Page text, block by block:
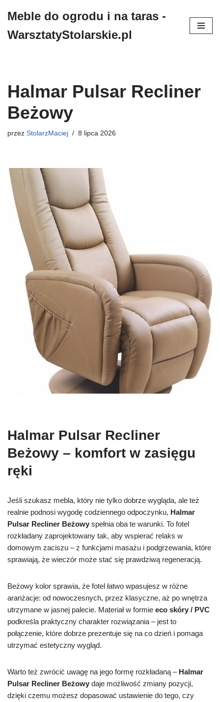
do
Meble do ogrodu i na taras -
WarsztatyStolarskie.pl
Halmar Pulsar Recliner
Beżowy
przez StolarzMaciej 8 lipca 2026
Halmar Pulsar Recliner
Beżowy – komfort w zasięgu
ręki
Jeśli szukasz mebla, który nie tylko dobrze wygląda, ale też
realnie podnosi wygodę codziennego odpoczynku, Halmar
Pulsar Recliner Beżowy spełnia oba te warunki. To fotel
rozkładany zaprojektowany tak, aby wspierać relaks w
domowym zaciszu – z funkcjami masażu i podgrzewania, które
sprawiają, że wieczór może stać się prawdziwą regeneracją.
Beżowy kolor sprawia, że fotel łatwo wpasujesz w różne
aranżacje: od nowoczesnych, przez klasyczne, aż po wnętrza
utrzymane w jasnej palecie. Materiał w formie eco skóry / PVC
podkreśla praktyczny charakter rozwiązania – jest to
połączenie, które dobrze prezentuje się na co dzień i pomaga
utrzymać estetyczny wygląd.
Warto też zwrócić uwagę na jego formę rozkładaną – Halmar
Pulsar Recliner Beżowy daje możliwość zmiany pozycji,
dzięki czemu możesz dopasować ustawienie do tego, czy